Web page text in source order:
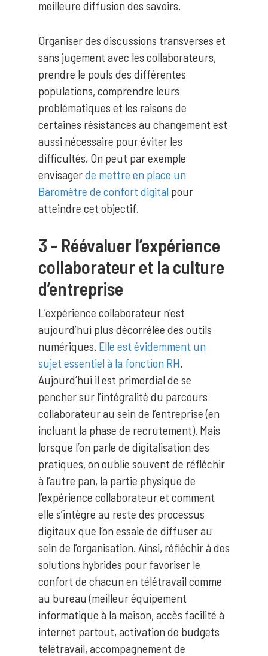
meilleure diffusion des savoirs.
Organiser des discussions transverses et
sans jugement avec les collaborateurs,
prendre le pouls des différentes
populations, comprendre leurs
problématiques et les raisons de
certaines résistances au changement est
aussi nécessaire pour éviter les
difficultés. On peut par exemple
envisagerde mettre en place un
Baromètre de confort digital pour
atteindre cet objectif.
3 - Réévaluer l’expérience
collaborateur et la culture
d’entreprise
L’expérience collaborateur n’est
aujourd’hui plus décorrélée des outils
numériques. Elle est évidemment un
sujet essentiel à la fonction RH.
Aujourd’hui il est primordial de se
pencher sur l’intégralité du parcours
collaborateur au sein de l’entreprise (en
incluant la phase de recrutement). Mais
lorsque l’on parle de digitalisation des
pratiques, on oublie souvent de réfléchir
à l’autre pan, la partie physique de
l’expérience collaborateur et comment
elle s’intègre au reste des processus
digitaux que l’on essaie de diffuser au
sein de l’organisation. Ainsi, réfléchir à des
solutions hybrides pour favoriser le
confort de chacun en télétravail comme
au bureau (meilleur équipement
informatique à la maison, accès facilité à
internet partout, activation de budgets
télétravail, accompagnement de